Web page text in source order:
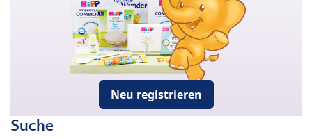
Neu registrieren
Suche